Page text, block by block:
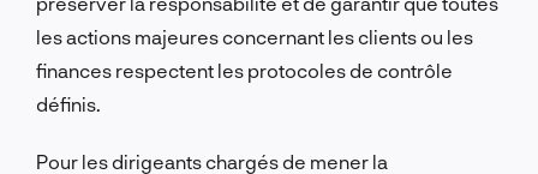
les actions majeures concernant les clients ou les
finances respectent les protocoles de contrôle
définis.
Pour les dirigeants chargés de mener la